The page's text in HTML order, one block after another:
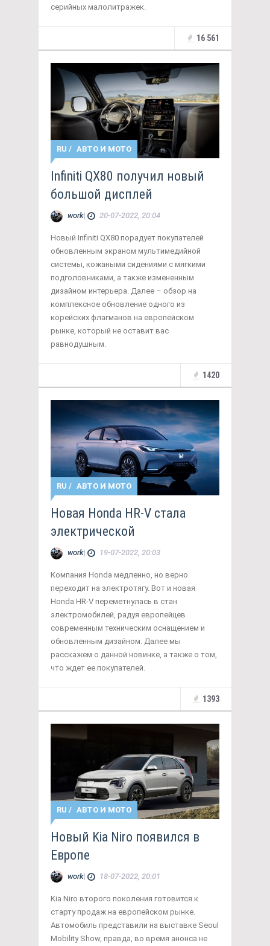
серийных малолитражек.
16 561
RU / АВТО И МОТО
Infiniti QX80 получил новый
большой дисплей
work| 20-07-2022, 20:04
Новый Infiniti QX80 порадует покупателей
обновленным экраном мультимедийной
системы, кожаными сидениями с мягкими
подголовниками, а также измененным
дизайном интерьера. Далее – обзор на
комплексное обновление одного из
корейских флагманов на европейском
рынке, который не оставит вас
равнодушным.
1420
RU / АВТО И МОТО
Новая Honda HR-V стала
электрической
work| 19-07-2022, 20:03
Компания Honda медленно, но верно
переходит на электротягу. Вот и новая
Honda HR-V переметнулась в стан
электромобилей, радуя европейцев
современным техническим оснащением и
обновленным дизайном. Далее мы
расскажем о данной новинке, а также о том,
что ждет ее покупателей.
1393
RU / АВТО И МОТО
Новый Kia Niro появился в
Европе
work| 18-07-2022, 20:01
Kia Niro второго поколения готовится к
старту продаж на европейском рынке.
Автомобиль представили на выставке Seoul
Mobility Show, правда, во время анонса не